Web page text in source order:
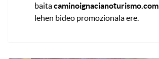
baitacaminoignacianoturismo.com
lehen bideo promozionala ere.